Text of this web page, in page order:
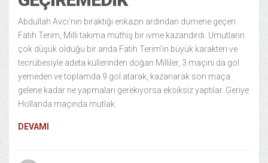
Abdullah Avcı’nın bıraktığı enkazın ardından dümene geçen
Fatih Terim, Milli takıma müthiş bir ivme kazandırdı. Umutların
çok düşük olduğu bir anda Fatih Terim’in büyük karakteri ve
tecrübesiyle adeta küllerinden doğan Milliler, 3 maçını da gol
yemeden ve toplamda 9 gol atarak, kazanarak son maça
gelene kadar ne yapmaları gerekiyorsa eksiksiz yaptılar. Geriye
Hollanda maçında mutlak
DEVAMI